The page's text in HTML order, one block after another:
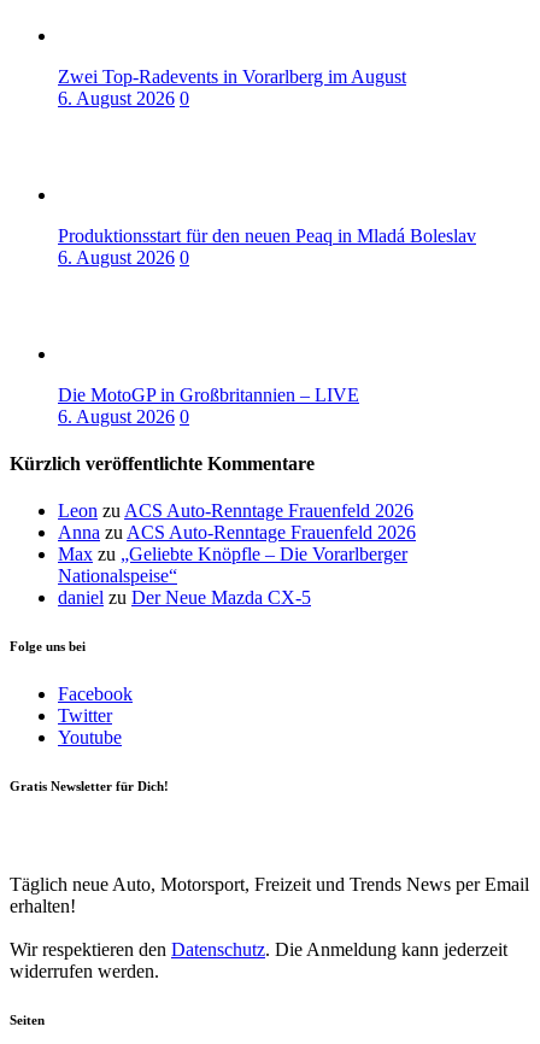
Zwei Top-Radevents in Vorarlberg im August
6. August 2026 0
Produktionsstart für den neuen Peaq in Mladá Boleslav
6. August 2026 0
Die MotoGP in Großbritannien – LIVE
6. August 2026 0
Kürzlich veröffentlichte Kommentare
Leon zuACS Auto-Renntage Frauenfeld 2026
Anna zuACS Auto-Renntage Frauenfeld 2026
Max zu „Geliebte Knöpfle – Die Vorarlberger
Nationalspeise“
daniel zu Der Neue Mazda CX-5
Folge uns bei
Facebook
Twitter
Youtube
Gratis Newsletter für Dich!
Täglich neue Auto, Motorsport, Freizeit und Trends News per Email
erhalten!
Wir respektieren den Datenschutz. Die Anmeldung kann jederzeit
widerrufen werden.
Seiten